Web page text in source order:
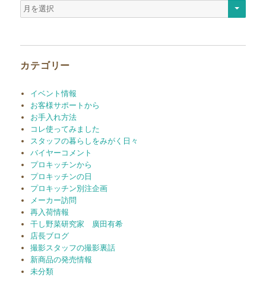
ア
ー
カテゴリー
イベント情報
お客様サポートから
お手入れ方法
コレ使ってみました
スタッフの暮らしをみがく日々
バイヤーコメント
プロキッチンから
プロキッチンの日
プロキッチン別注企画
メーカー訪問
再入荷情報
干し野菜研究家 廣田有希
店長ブログ
撮影スタッフの撮影裏話
新商品の発売情報
未分類